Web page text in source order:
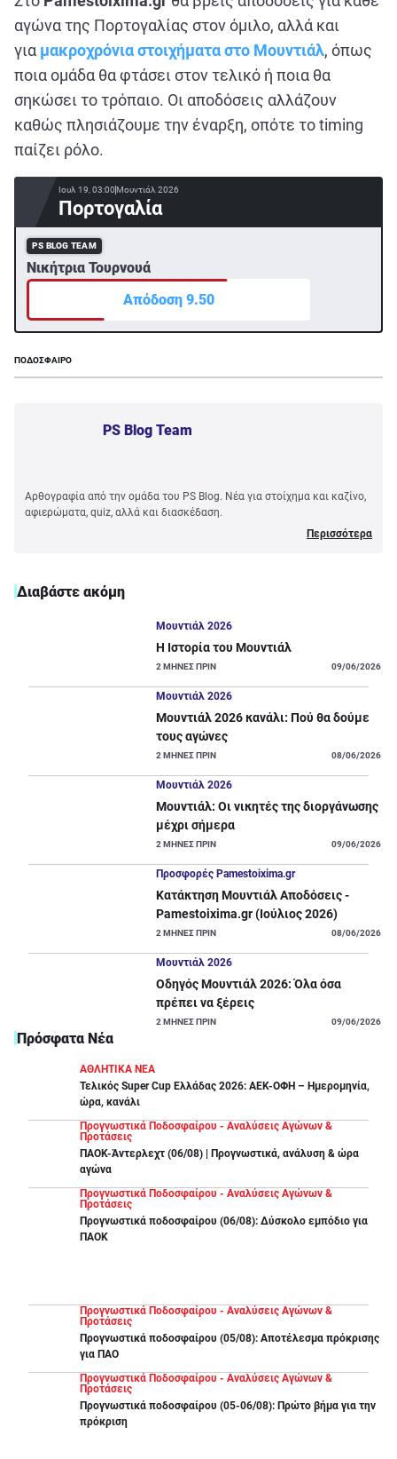
αγώνα της Πορτογαλίας στον όμιλο, αλλά και
για μακροχρόνια στοιχήματα στο Μουντιάλ, όπως
ποια ομάδα θα φτάσει στον τελικό ή ποια θα
σηκώσει το τρόπαιο. Οι αποδόσεις αλλάζουν
καθώς πλησιάζουμε την έναρξη, οπότε το timing
παίζει ρόλο.
Ιουλ 19, 03:00Μουντιάλ 2026
Πορτογαλία
PS BLOG TEAM
Νικήτρια Τουρνουά
Απόδοση 9.50
ΠΟΔΟΣΦΑΙΡΟ
PS Blog Team
Αρθογραφία από την ομάδα του PS Blog. Νέα για στοίχημα και καζίνο,
αφιερώματα, quiz, αλλά και διασκέδαση.
Περισσότερα
Διαβάστε ακόμη
Μουντιάλ 2026
Η Ιστορία του Μουντιάλ
2 ΜΗΝΕΣ ΠΡΙΝ 09/06/2026
Μουντιάλ 2026
Μουντιάλ 2026 κανάλι: Πού θα δούμε
τους αγώνες
2 ΜΗΝΕΣ ΠΡΙΝ 08/06/2026
Μουντιάλ 2026
Μουντιάλ: Οι νικητές της διοργάνωσης
μέχρι σήμερα
2 ΜΗΝΕΣ ΠΡΙΝ 09/06/2026
Προσφορές Pamestoixima.gr
Κατάκτηση Μουντιάλ Αποδόσεις -
Pamestoixima.gr (Ιούλιος 2026)
2 ΜΗΝΕΣ ΠΡΙΝ 08/06/2026
Μουντιάλ 2026
Οδηγός Μουντιάλ 2026: Όλα όσα
πρέπει να ξέρεις
2 ΜΗΝΕΣ ΠΡΙΝ 09/06/2026
Πρόσφατα Νέα
ΑΘΛΗΤΙΚΑ ΝΕΑ
Τελικός Super Cup Ελλάδας 2026: ΑΕΚ-ΟΦΗ – Ημερομηνία,
ώρα, κανάλι
Προγνωστικά Ποδοσφαίρου - Αναλύσεις Αγώνων &
Προτάσεις
ΠΑΟΚ-Άντερλεχτ (06/08) | Προγνωστικά, ανάλυση & ώρα
αγώνα
Προγνωστικά Ποδοσφαίρου - Αναλύσεις Αγώνων &
Προτάσεις
Προγνωστικά ποδοσφαίρου (06/08): Δύσκολο εμπόδιο για
ΠΑΟΚ
Προγνωστικά Ποδοσφαίρου - Αναλύσεις Αγώνων &
Προτάσεις
Προγνωστικά ποδοσφαίρου (05/08): Αποτέλεσμα πρόκρισης
για ΠΑΟ
Προγνωστικά Ποδοσφαίρου - Αναλύσεις Αγώνων &
Προτάσεις
Προγνωστικά ποδοσφαίρου (05-06/08): Πρώτο βήμα για την
πρόκριση